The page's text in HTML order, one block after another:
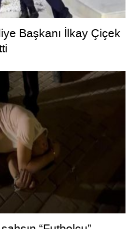
Başkanı İlkay Çiçek